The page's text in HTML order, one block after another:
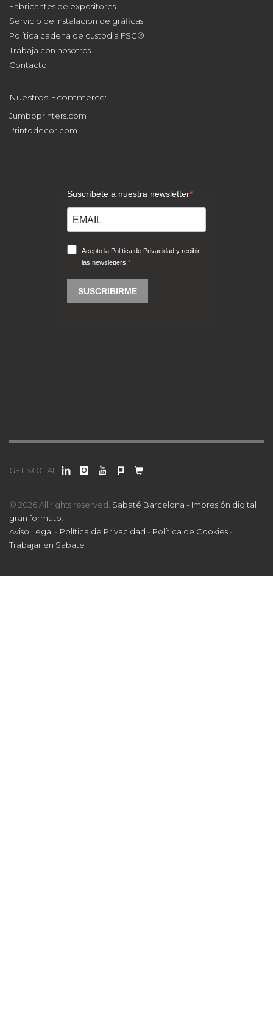
Fabricantes de expositores
Servicio de instalación de gráficas
Política cadena de custodia FSC®
Trabaja con nosotros
Contacto
Nuestros Ecommerce:
Jumboprinters.com
Printodecor.com
GET SOCIAL
© 2026 All rights reserved. Sabaté Barcelona - Impresión digital
gran formato.
Aviso Legal - Política de Privacidad - Política de Cookies -
Trabajar en Sabaté